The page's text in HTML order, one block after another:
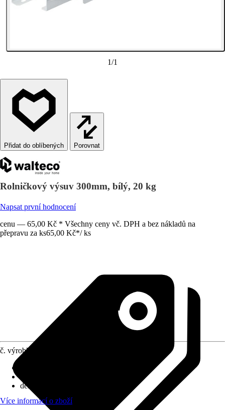
1/1
Porovnat
Rolničkový výsuv 300mm, bílý, 20 kg
Napsat první hodnocení
cenu — 65,00 Kč * Všechny ceny vč. DPH a bez nákladů na
přepravu za ks65,00 Kč*/ ks
č. výrobku
délka zásuvky
Více informací o zboží